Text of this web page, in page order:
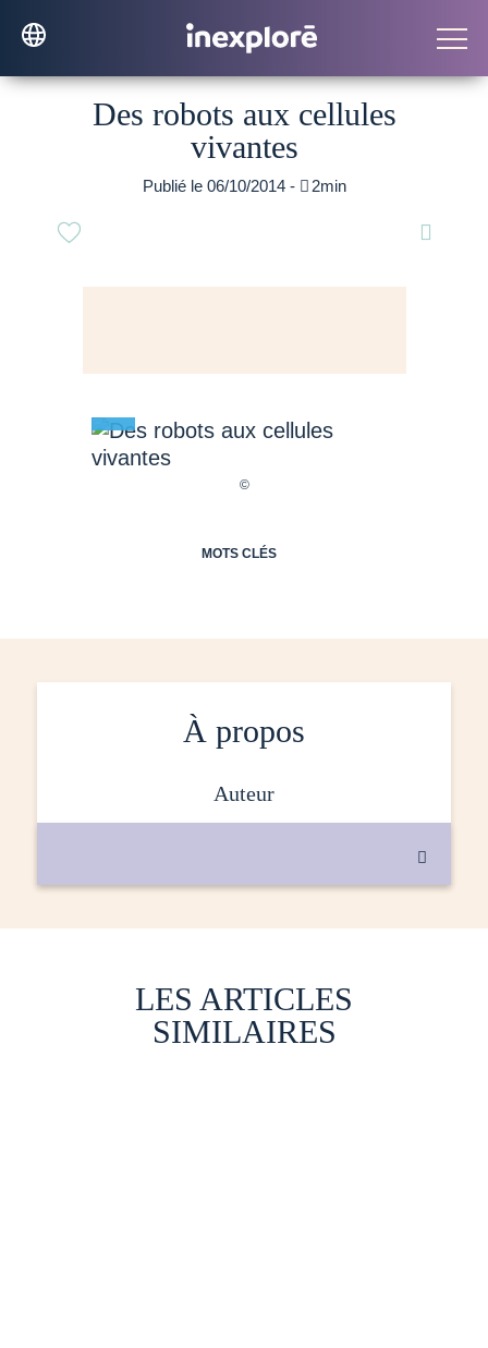
Des robots aux cellules
vivantes
Publié le 06/10/2014 -  2min

MOTS CLÉS
À propos
auteur

LES ARTICLES
SIMILAIRES